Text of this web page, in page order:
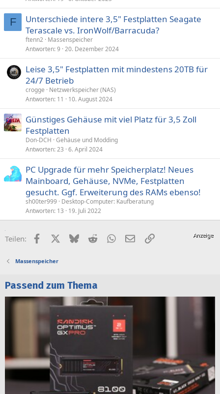
F
Unterschiede intere 3,5" Festplatten Seagate
Terascale vs. IronWolf/Barracuda?
ftenn2 Massenspeicher
Antworten 9 20. Dezember 2024
Leise 3,5" Festplatten mit mindestens 20TB für
24/7 Betrieb
crogge
Netzwerkspeicher (NAS)
Antworten 11 10. August 2024
Günstiges Gehäuse mit viel Platz für 3,5 Zoll
Festplatten
Don-DCH Gehäuse und Modding
Antworten 23 6. April 2024
PC Upgrade für mehr Speicherplatz! Neues
Mainboard, Gehäuse, NVMe, Festplatten
gesucht. Ggf. Erweiterung des RAMs ebenso!
sh00ter999
Desktop-Computer: Kaufberatung
Antworten 13 19. Juli 2022
Teilen: FacebookX (Twitter)
BlueskyRedditWhatsApp
E-MailLink
Massenspeicher
Passend zum Thema